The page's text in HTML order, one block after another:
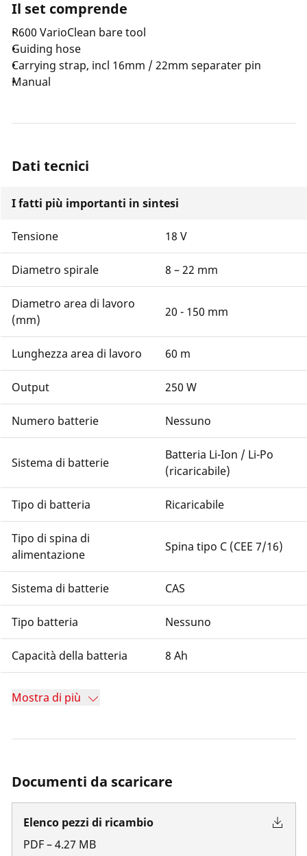
Il set comprende
R600 VarioClean bare tool
Guiding hose
Carrying strap, incl 16mm / 22mm separater pin
Manual
Dati tecnici
I fatti più importanti in sintesi
Tensione 18 V
Diametro spirale 8 – 22 mm
Diametro area di lavoro
(mm)
20 - 150 mm
Lunghezza area di lavoro 60 m
Output 250 W
Numero batterie Nessuno
Sistema di batterie
Batteria Li-Ion / Li-Po
(ricaricabile)
Tipo di batteria Ricaricabile
Tipo di spina di
alimentazione
Spina tipo C (CEE 7/16)
Sistema di batterie CAS
Tipo batteria Nessuno
Capacità della batteria 8 Ah
Mostra di più
Documenti da scaricare
Elenco pezzi di ricambio
PDF–4.27 MB